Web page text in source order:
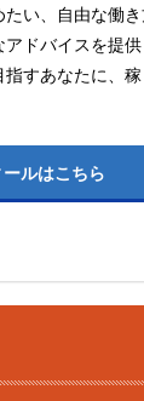
い、自由な働
ドバイスを提
すあなたに、
ルはこちら